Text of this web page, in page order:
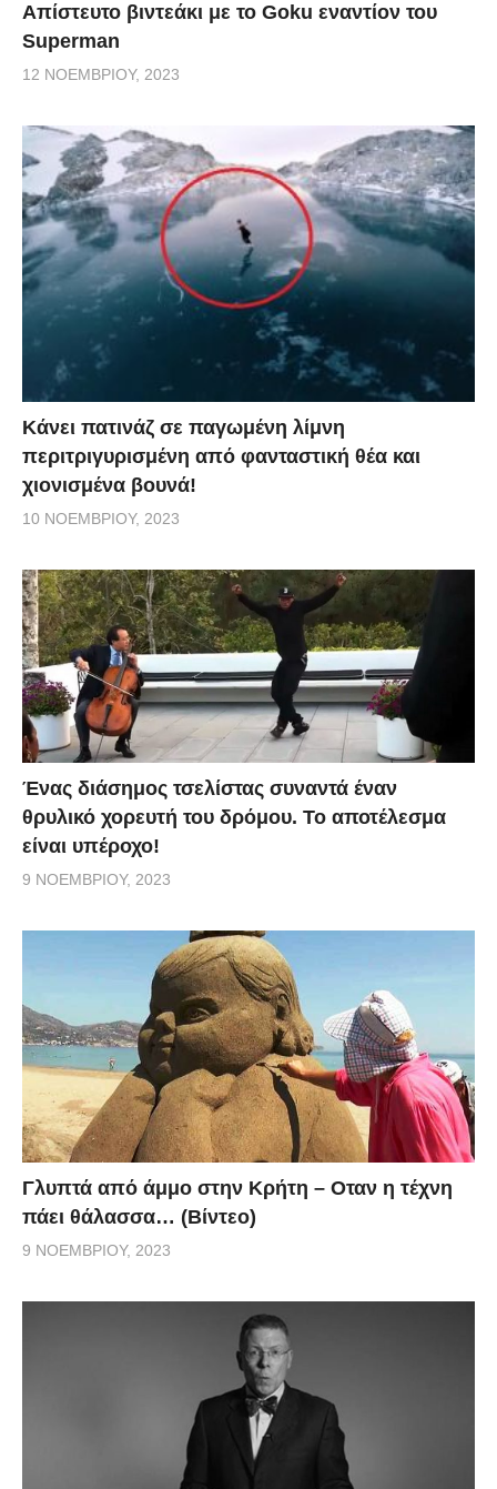
Απίστευτο βιντεάκι με το Goku εναντίον του
Superman
12 ΝΟΕΜΒΡΊΟΥ, 2023
Κάνει πατινάζ σε παγωμένη λίμνη
περιτριγυρισμένη από φανταστική θέα και
χιονισμένα βουνά!
10 ΝΟΕΜΒΡΊΟΥ, 2023
Ένας διάσημος τσελίστας συναντά έναν
θρυλικό χορευτή του δρόμου. Το αποτέλεσμα
είναι υπέροχο!
9 ΝΟΕΜΒΡΊΟΥ, 2023
Γλυπτά από άμμο στην Κρήτη – Οταν η τέχνη
πάει θάλασσα… (Βίντεο)
9 ΝΟΕΜΒΡΊΟΥ, 2023